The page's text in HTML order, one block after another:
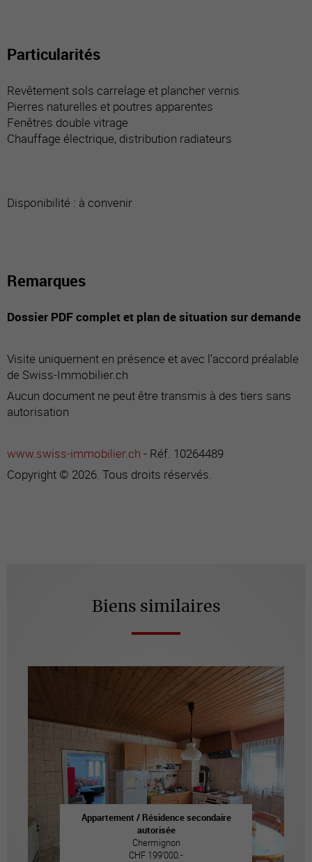
Particularités
Revêtement sols carrelage et plancher vernis
Pierres naturelles et poutres apparentes
Fenêtres double vitrage
Chauffage électrique, distribution radiateurs
Disponibilité : à convenir
Remarques
Dossier PDF complet et plan de situation sur demande
Visite uniquement en présence et avec l'accord préalable
de Swiss-Immobilier.ch
Aucun document ne peut être transmis à des tiers sans
autorisation
www.swiss-immobilier.ch - Réf. 10264489
Copyright © 2026. Tous droits réservés.
Biens similaires
Appartement / Résidence secondaire
autorisée
Chermignon
CHF 199'000.-